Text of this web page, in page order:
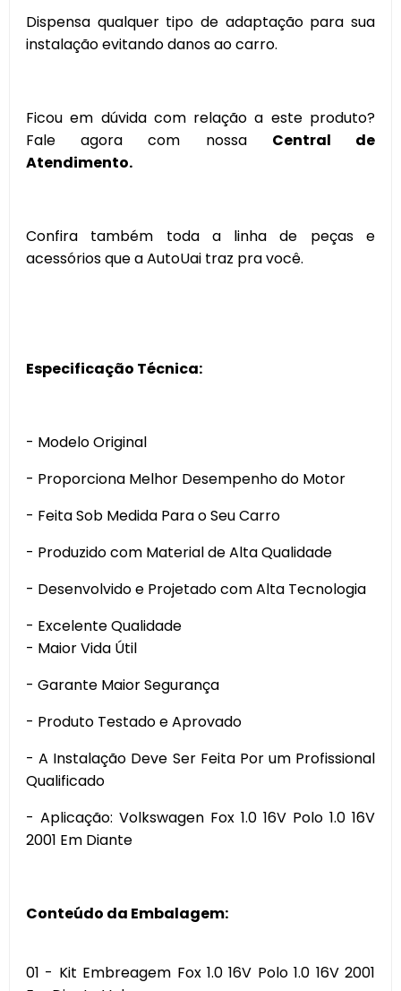
Dispensa qualquer tipo de adaptação para sua
instalação evitando danos ao carro.
Ficou em dúvida com relação a este produto?
Fale agora com nossa Central de
Atendimento.
Confira também toda a linha de peças e
acessórios que a AutoUai traz pra você.
Especificação Técnica:
- Modelo Original
- Proporciona Melhor Desempenho do Motor
- Feita Sob Medida Para o Seu Carro
- Produzido com Material de Alta Qualidade
- Desenvolvido e Projetado com Alta Tecnologia
- Excelente Qualidade
- Maior Vida Útil
- Garante Maior Segurança
- Produto Testado e Aprovado
- A Instalação Deve Ser Feita Por um Profissional
Qualificado
- Aplicação: Volkswagen Fox 1.0 16V Polo 1.0 16V
2001 Em Diante
Conteúdo da Embalagem:
01 - Kit Embreagem Fox 1.0 16V Polo 1.0 16V 2001